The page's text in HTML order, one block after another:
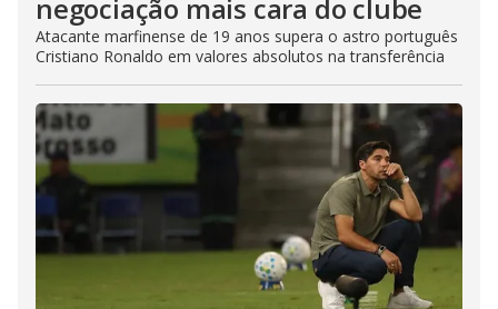
negociação mais cara do clube
Atacante marfinense de 19 anos supera o astro português
Cristiano Ronaldo em valores absolutos na transferência